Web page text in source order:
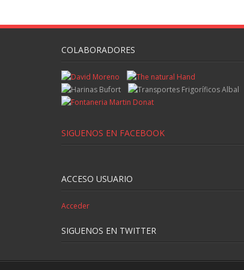
COLABORADORES
SIGUENOS EN FACEBOOK
ACCESO USUARIO
Acceder
SIGUENOS EN TWITTER